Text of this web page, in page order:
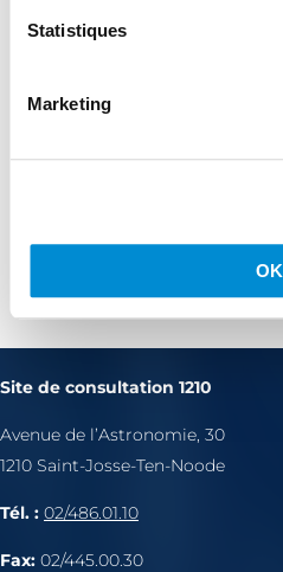
Statistiques
Marketing
OK
Agréé cocof depuis 01/09/2023
Site de consultation 1210
Avenue de l’Astronomie, 30
1210 Saint-Josse-Ten-Noode
Tél. : 02/486.01.10
Fax: 02/445.00.30